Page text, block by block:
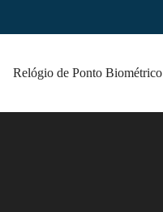
Relógio de Ponto Biométrico